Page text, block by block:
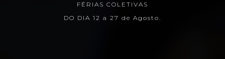
FÉRIAS COLETIVAS
DO DIA 12 a 27 de Agosto.